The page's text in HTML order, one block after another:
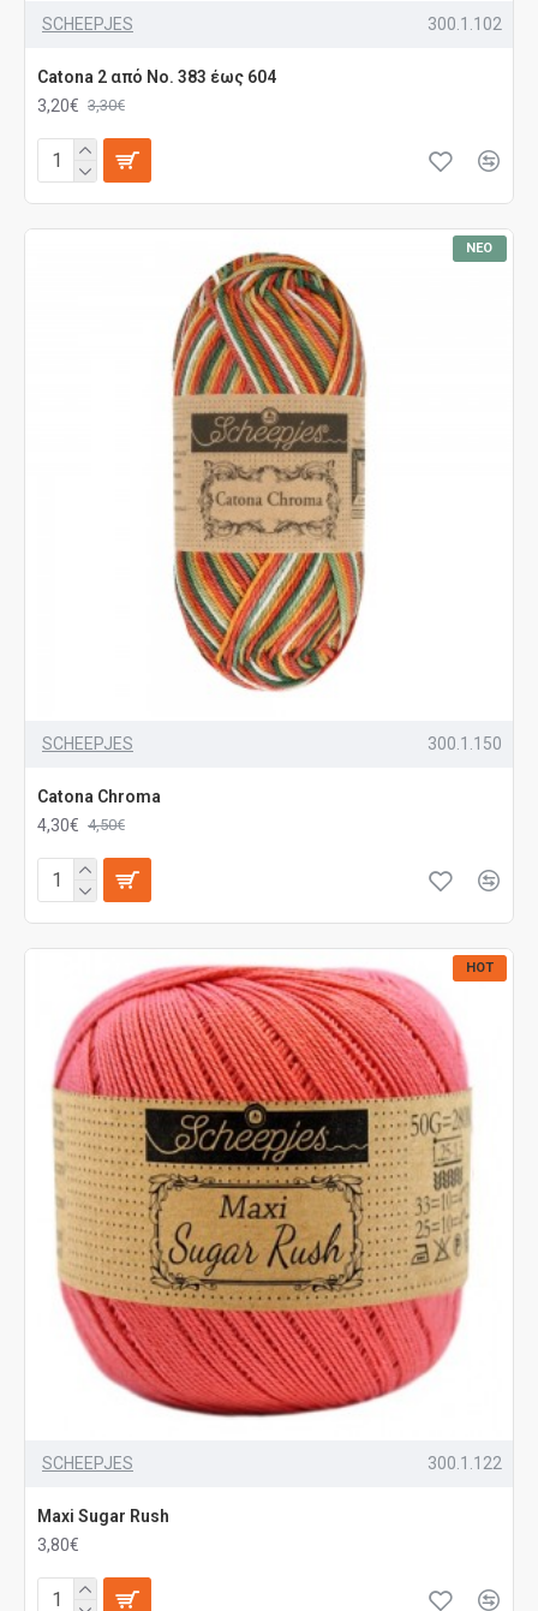
SCHEEPJES 300.1.102
Catona 2 από No. 383 έως 604
3,20€ 3,30€
ΝΈΟ
SCHEEPJES 300.1.150
Catona Chroma
4,30€ 4,50€
HOT
SCHEEPJES 300.1.122
Maxi Sugar Rush
3,80€